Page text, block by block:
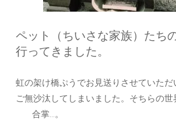
ペット（ちいさな家族）たち
行ってきました。
虹の架け橋ぷうでお見送りさせていただ
ご無沙汰してしまいました。そちらの世
合掌…。